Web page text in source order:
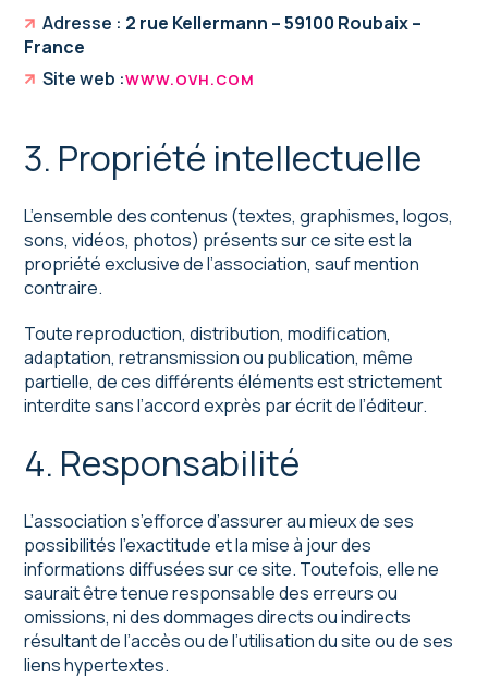
Adresse : 2 rue Kellermann – 59100 Roubaix –
France
Site web :WWW.OVH.COM
3. Propriété intellectuelle
L’ensemble des contenus (textes, graphismes, logos,
sons, vidéos, photos) présents sur ce site est la
propriété exclusive de l’association, sauf mention
contraire.
Toute reproduction, distribution, modification,
adaptation, retransmission ou publication, même
partielle, de ces différents éléments est strictement
interdite sans l’accord exprès par écrit de l’éditeur.
4. Responsabilité
L’association s’efforce d’assurer au mieux de ses
possibilités l’exactitude et la mise à jour des
informations diffusées sur ce site. Toutefois, elle ne
saurait être tenue responsable des erreurs ou
omissions, ni des dommages directs ou indirects
résultant de l’accès ou de l’utilisation du site ou de ses
liens hypertextes.